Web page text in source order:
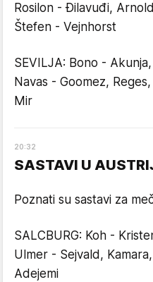
Rosilon - Đilavuđi,
Štefen - Vejnhorst
SEVILJA: Bono -
Navas - Goomez,
Mir
20:32
SASTAVI U
Poznati su sastavi za
SALCBURG: Koh -
Ulmer - Sejvald,
Adejemi